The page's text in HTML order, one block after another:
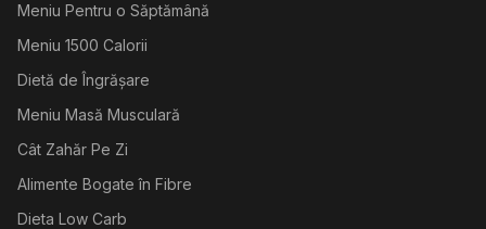
Meniu Pentru o Săptămână
Meniu 1500 Calorii
Dietă de Îngrășare
Meniu Masă Musculară
Cât Zahăr Pe Zi
Alimente Bogate în Fibre
Dieta Low Carb